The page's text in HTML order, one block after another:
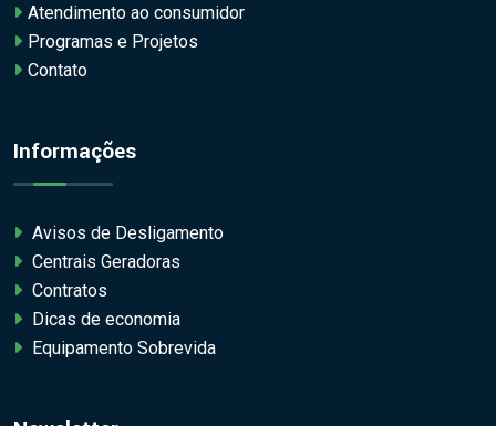
Atendimento ao consumidor
Programas e Projetos
Contato
Informações
Avisos de Desligamento
Centrais Geradoras
Contratos
Dicas de economia
Equipamento Sobrevida